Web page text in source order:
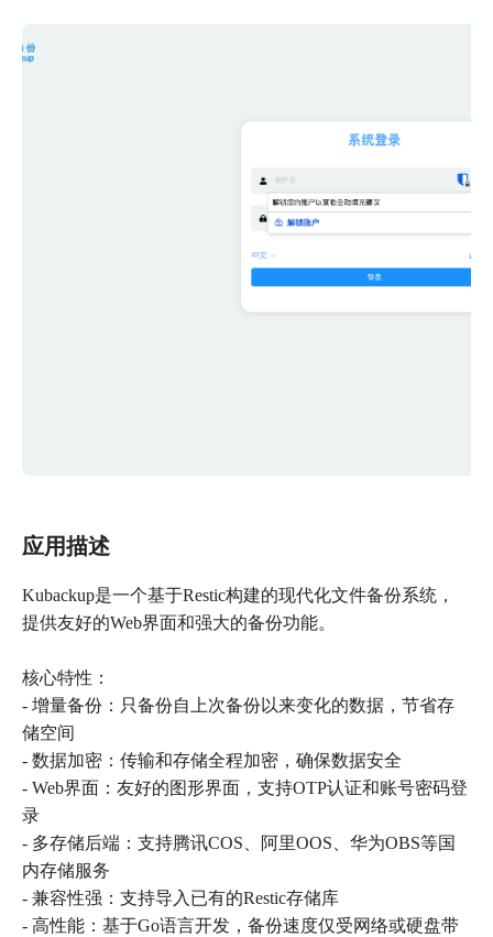
应用描述
Kubackup是一个基于Restic构建的现代化文件备份系统，
提供友好的Web界面和强大的备份功能。
核心特性：
- 增量备份：只备份自上次备份以来变化的数据，节省存
储空间
- 数据加密：传输和存储全程加密，确保数据安全
- Web界面：友好的图形界面，支持OTP认证和账号密码登
录
- 多存储后端：支持腾讯COS、阿里OOS、华为OBS等国
内存储服务
- 兼容性强：支持导入已有的Restic存储库
- 高性能：基于Go语言开发，备份速度仅受网络或硬盘带